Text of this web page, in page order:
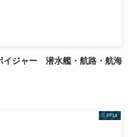
イジャー 潜水艦・航路・航海
FF14